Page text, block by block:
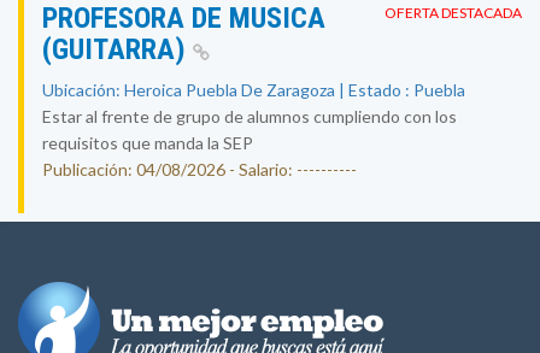
OFERTA DESTACADA
PROFESORA DE MUSICA
(GUITARRA)
Ubicación: Heroica Puebla De Zaragoza | Estado : Puebla
Estar al frente de grupo de alumnos cumpliendo con los
requisitos que manda la SEP
Publicación: 04/08/2026 - Salario: ----------